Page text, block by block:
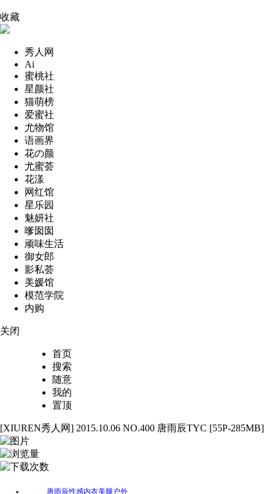
收藏
秀人网
Ai
蜜桃社
星颜社
猫萌榜
爱蜜社
尤物馆
语画界
花の颜
尤蜜荟
花漾
网红馆
星乐园
魅妍社
嗲囡囡
顽味生活
御女郎
影私荟
美媛馆
模范学院
内购
关闭
首页
搜索
随意
我的
置顶
[XIUREN秀人网] 2015.10.06 NO.400 唐雨辰TYC [55P-285MB]
唐雨辰性感内衣美腿 户外